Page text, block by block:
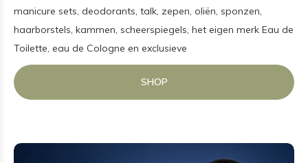
manicure sets, deodorants, talk, zepen, oliën, sponzen,
haarborstels, kammen, scheerspiegels, het eigen merk Eau de
Toilette, eau de Cologne en exclusieve
SHOP